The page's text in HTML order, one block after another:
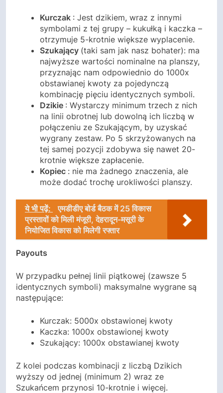
Kurczak : Jest dzikiem, wraz z innymi
symbolami z tej grupy – kukułką i kaczka –
otrzymuje 5-krotnie większe wyplacenie.
Szukający (taki sam jak nasz bohater): ma
najwyższe wartości nominalne na planszy,
przyznając nam odpowiednio do 1000x
obstawianej kwoty za pojedynczą
kombinację pięciu identycznych symboli.
Dzikie : Wystarczy minimum trzech z nich
na linii obrotnej lub dowolną ich liczbą w
połączeniu ze Szukającym, by uzyskać
wygrany zestaw. Po 5 skrzyżowanych na
tej samej pozycji zdobywa się nawet 20-
krotnie większe zapłacenie.
Kopiec : nie ma żadnego znaczenia, ale
może dodać trochę urokliwości planszy.
ये भी पढ़ें:
एमडीडीए बोर्ड बैठक में 25 विकास
प्रस्तावों को मिली मंजूरी, देहरादून-मसूरी के
नियोजित विकास को मिलेगी रफ्तार
Payouts
W przypadku pełnej linii piątkowej (zawsze 5
identycznych symboli) maksymalne wygrane są
następujące:
Kurczak: 5000x obstawionej kwoty
Kaczka: 1000x obstawionej kwoty
Szukający: 1000x obstawianej kwoty
Z kolei podczas kombinacji z liczbą Dzikich
wyższy od jednej (minimum 2) wraz ze
Szukańcem przynosi 10-krotnie i więcej.